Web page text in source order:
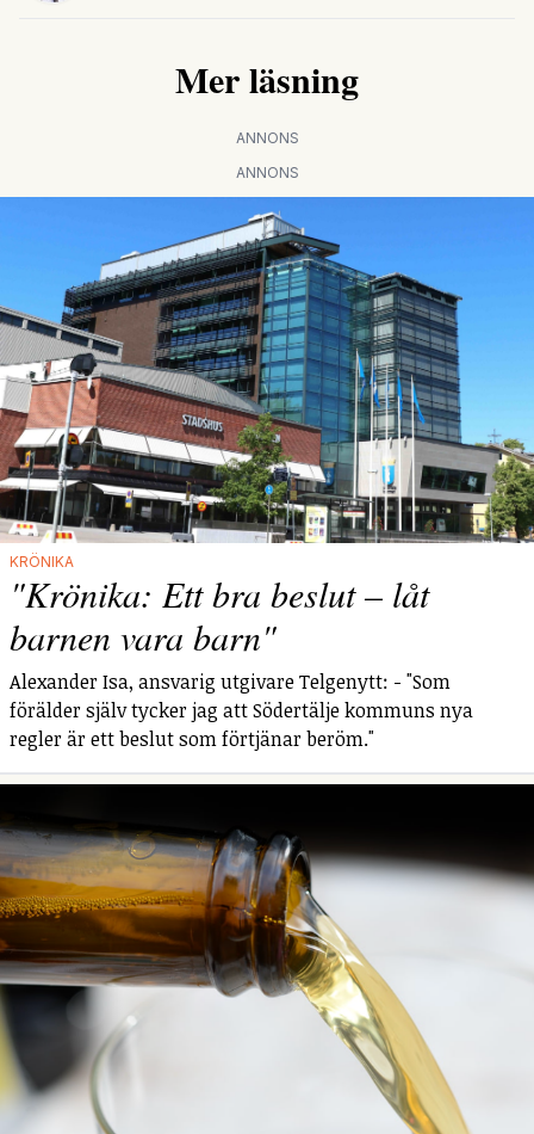
Mer läsning
ANNONS
ANNONS
KRÖNIKA
"Krönika: Ett bra beslut – låt
barnen vara barn"
Alexander Isa, ansvarig utgivare Telgenytt: - "Som
förälder själv tycker jag att Södertälje kommuns nya
regler är ett beslut som förtjänar beröm."